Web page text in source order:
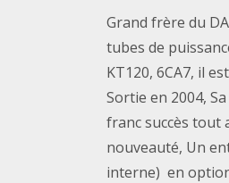
Grand frère du
tubes de
KT120, 6CA7, il
Sortie en 2004,
franc succès tout
nouveauté, Un
interne) en